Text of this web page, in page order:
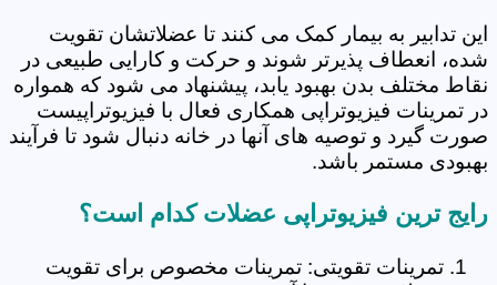
این تدابیر به بیمار کمک می کنند تا عضلاتشان تقویت
شده، انعطاف پذیرتر شوند و حرکت و کارایی طبیعی در
نقاط مختلف بدن بهبود یابد، پیشنهاد می شود که همواره
در تمرینات فیزیوتراپی همکاری فعال با فیزیوتراپیست
صورت گیرد و توصیه های آنها در خانه دنبال شود تا فرآیند
بهبودی مستمر باشد.
رایج ترین فیزیوتراپی عضلات کدام است؟
تمرینات تقویتی: تمرینات مخصوص برای تقویت